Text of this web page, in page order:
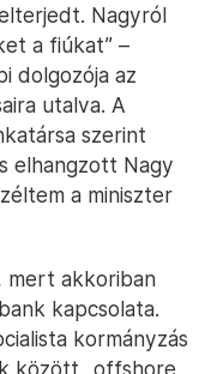
Nagyról
a fiúkat” –
dolgozója az
utalva. A
szerint
elhangzott Nagy
a miniszter
mert akkoriban
kapcsolata.
kormányzás
között „offshore